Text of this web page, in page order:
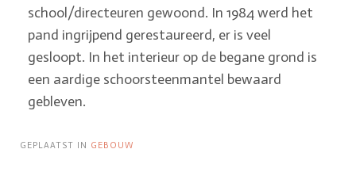
school/directeuren gewoond. In 1984 werd het
pand ingrijpend gerestaureerd, er is veel
gesloopt. In het interieur op de begane grond is
een aardige schoorsteenmantel bewaard
gebleven.
GEPLAATST IN GEBOUW